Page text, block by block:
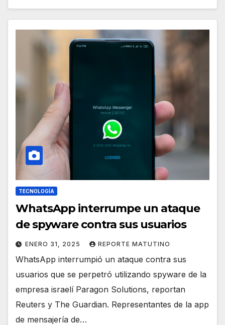
TECNOLOGÍA
WhatsApp interrumpe un ataque
de spyware contra sus usuarios
ENERO 31, 2025 REPORTE MATUTINO
WhatsApp interrumpió un ataque contra sus
usuarios que se perpetró utilizando spyware de la
empresa israelí Paragon Solutions, reportan
Reuters y The Guardian. Representantes de la app
de mensajería de…